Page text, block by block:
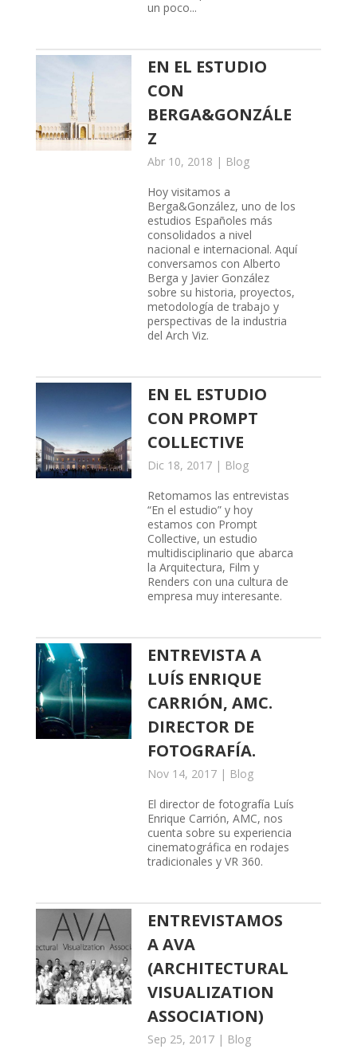
un poco...
EN EL ESTUDIO
CON
BERGA&GONZÁLE
Z
Abr 10, 2018 | Blog
Hoy visitamos a
Berga&González, uno de los
estudios Españoles más
consolidados a nivel
nacional e internacional. Aquí
conversamos con Alberto
Berga y Javier González
sobre su historia, proyectos,
metodología de trabajo y
perspectivas de la industria
del Arch Viz.
EN EL ESTUDIO
CON PROMPT
COLLECTIVE
Dic 18, 2017| Blog
Retomamos las entrevistas
“En el estudio” y hoy
estamos con Prompt
Collective, un estudio
multidisciplinario que abarca
la Arquitectura, Film y
Renders con una cultura de
empresa muy interesante.
ENTREVISTA A
LUÍS ENRIQUE
CARRIÓN, AMC.
DIRECTOR DE
FOTOGRAFÍA.
Nov 14, 2017| Blog
El director de fotografía Luís
Enrique Carrión, AMC, nos
cuenta sobre su experiencia
cinematográfica en rodajes
tradicionales y VR 360.
ENTREVISTAMOS
A AVA
(ARCHITECTURAL
VISUALIZATION
ASSOCIATION)
Sep 25, 2017| Blog